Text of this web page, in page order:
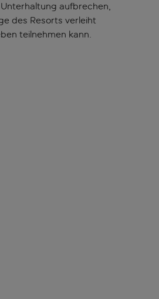
aufbrechen,
des Resorts verleiht
teilnehmen kann.